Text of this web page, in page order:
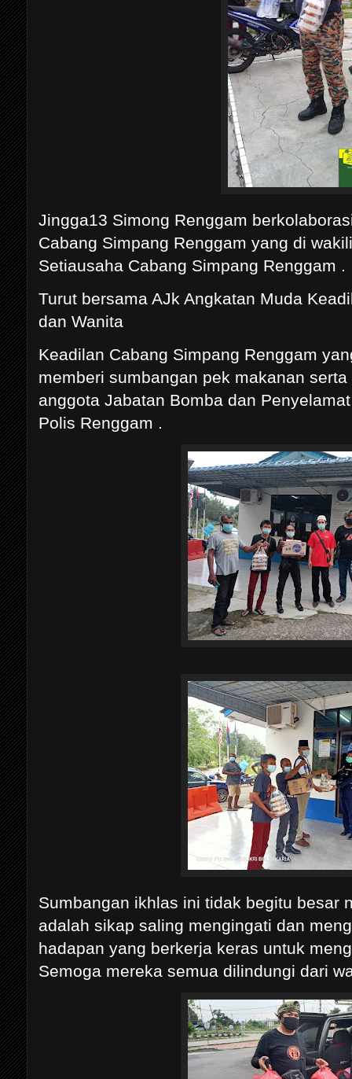
Jingga13 Simong Renggam
Cabang Simpang Renggam yang di
Setiausaha Cabang Simpang Renggam .
Turut bersama AJk Angkatan Muda
dan Wanita
Keadilan Cabang Simpang Renggam
memberi sumbangan pek makanan
anggota Jabatan Bomba dan
Polis Renggam .
Sumbangan ikhlas ini tidak begitu besar
adalah sikap saling mengingati dan
hadapan yang berkerja keras untuk
Semoga mereka semua dilindungi dari